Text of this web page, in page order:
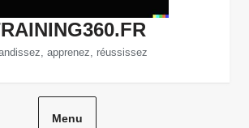
apprenez, réussissez
Menu